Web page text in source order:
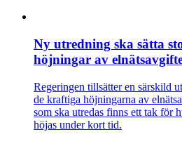
Ny utredning ska sätta
höjningar av
Regeringen tillsätter en särskild
de kraftiga höjningarna av
som ska utredas finns ett tak för
höjas under kort tid.